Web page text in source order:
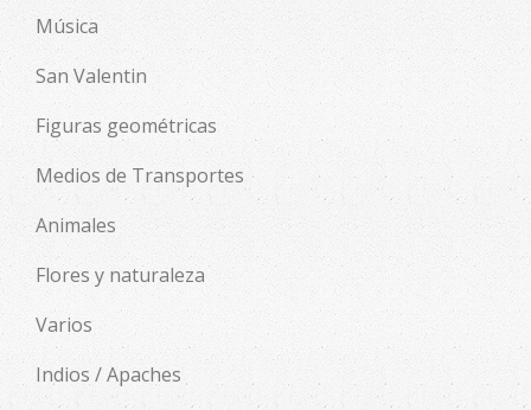
Música
San Valentin
Figuras geométricas
Medios de Transportes
Animales
Flores y naturaleza
Varios
Indios / Apaches